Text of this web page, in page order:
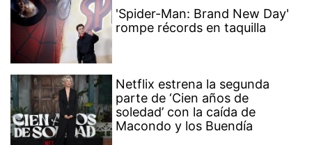
'Spider-Man: Brand New Day'
rompe récords en taquilla
Netflix estrena la segunda
parte de ‘Cien años de
soledad’ con la caída de
Macondo y los Buendía